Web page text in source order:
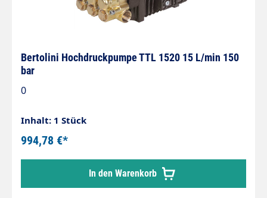
Bertolini Hochdruckpumpe TTL 1520 15 L/min 150
bar
0
Inhalt: 1 Stück
994,78 €*
In den Warenkorb